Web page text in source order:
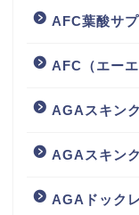
AFC葉酸サ
AFC（エー
AGAスキン
AGAスキン
AGAドック